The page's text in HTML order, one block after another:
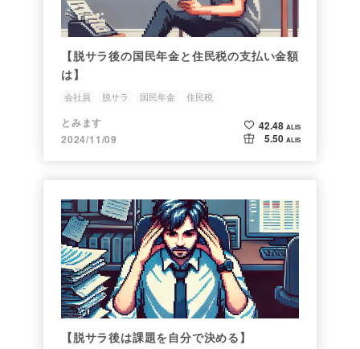
【脱サラ後の国民年金と住民税の支払い金額
は】
会社員 脱サラ 国民年金 住民税
とみます
2024/11/09
42.48 ALIS
5.50 ALIS
【脱サラ後は課題を自分で決める】